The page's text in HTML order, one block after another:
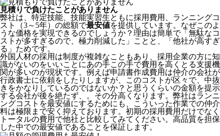
見積りで負けたことがありません
弊社は、特定技能、技能実習生ともに採用費用、ランニングコ
スト（3～5年）の総額で最安値を提供しています。なぜこのよ
うな価格を実現できるのでしょうか？理由は簡単で「無駄なコ
ストが多すぎるので、極力削減した」ことと、
「他社が高すぎ
る」 ためです。
外国人材の採用は制度が複雑なこともあり、採用企業の方に知
識がないのをいいことにあの手この手で費用を高くとる支援機
関が多いのが現状です。例えば申請書作成費用は仲介の会社が
行政書士に依頼をしたりしますが、このコストが区々で、中抜
きをかなりしているのではないか？と思うくらいの金額を提示
する会社が後を絶たず、。その分高くなります。弊社はランニ
ングコストを最安値にするためにも、こういった作業での仲介
料は極限まで安く抑えております。 初期の採用費用だけでなく
トータルの費用で他社と比較してみてください。 高品質を担保
した中での最安値であることを保証します。